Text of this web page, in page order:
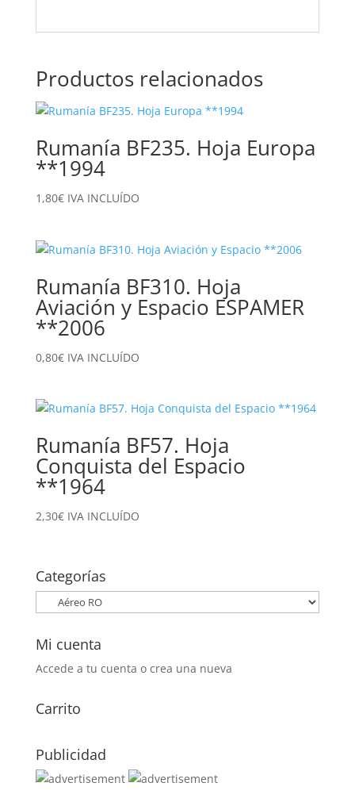
Productos relacionados
Rumanía BF235. Hoja Europa
**1994
1,80€ IVA INCLUÍDO
Rumanía BF310. Hoja
Aviación y Espacio ESPAMER
**2006
0,80€ IVA INCLUÍDO
Rumanía BF57. Hoja
Conquista del Espacio
**1964
2,30€ IVA INCLUÍDO
Categorías
Mi cuenta
Accede a tu cuenta o crea una nueva
Carrito
Publicidad